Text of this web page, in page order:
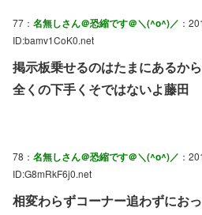
77： 名無しさん＠恐縮です＠＼(^o^)／ ：
ID:bamv1CoK0.net
掲示板乗せるのはたまにあるか
全くの下手くそではないよ藤田
78： 名無しさん＠恐縮です＠＼(^o^)／ ：
ID:G8mRkF6j0.net
相変わらずコーナー追わずにお